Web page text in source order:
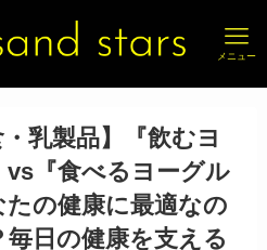
メニュー
・乳製品】『飲むヨ
vs『食べるヨーグル
たの健康に最適なの
日の健康を支える